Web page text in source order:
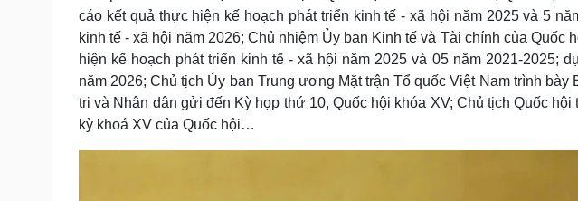
cáo kết quả thực hiện kế hoạch phát triển kinh tế - xã hội năm 2025 và 5
kinh tế - xã hội năm 2026; Chủ nhiệm Ủy ban Kinh tế và Tài chính của Quốc
hiện kế hoạch phát triển kinh tế - xã hội năm 2025 và 05 năm 2021-2025;
năm 2026; Chủ tịch Ủy ban Trung ương Mặt trận Tổ quốc Việt Nam trình
tri và Nhân dân gửi đến Kỳ họp thứ 10, Quốc hội khóa XV; Chủ tịch Quốc
kỳ khoá XV của Quốc hội…